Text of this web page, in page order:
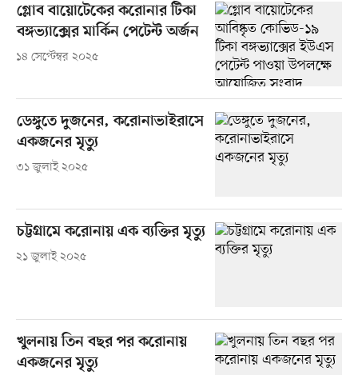
গ্লোব বায়োটেকের করোনার টিকা
বঙ্গভ্যাক্সের মার্কিন পেটেন্ট অর্জন
১৪ সেপ্টেম্বর ২০২৫
ডেঙ্গুতে দুজনের, করোনাভাইরাসে
একজনের মৃত্যু
৩১ জুলাই ২০২৫
চট্টগ্রামে করোনায় এক ব্যক্তির মৃত্যু
২১ জুলাই ২০২৫
খুলনায় তিন বছর পর করোনায়
একজনের মৃত্যু